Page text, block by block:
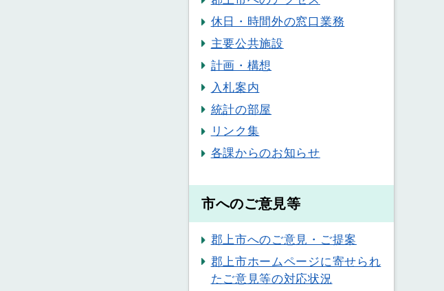
休日・時間外の窓口業務
主要公共施設
計画・構想
入札案内
統計の部屋
リンク集
各課からのお知らせ
市へのご意見等
郡上市へのご意見・ご提案
郡上市ホームページに寄せられ
たご意見等の対応状況